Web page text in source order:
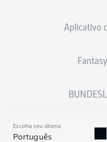
Aplicativo
Escolha seu idioma
Português